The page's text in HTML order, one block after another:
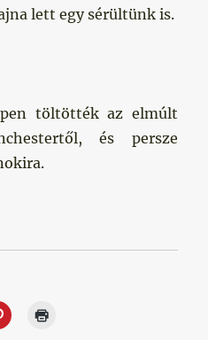
lett egy sérültünk is.
töltötték az elmúlt
és persze